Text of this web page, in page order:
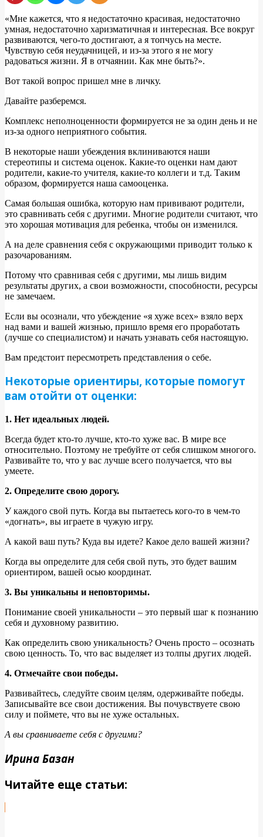
«Мне кажется, что я недостаточно красивая, недостаточно
умная, недостаточно харизматичная и интересная. Все вокруг
развиваются, чего-то достигают, а я топчусь на месте.
Чувствую себя неудачницей, и из-за этого я не могу
радоваться жизни. Я в отчаянии. Как мне быть?».
Вот такой вопрос пришел мне в личку.
Давайте разберемся.
Комплекс неполноценности формируется не за один день и не
из-за одного неприятного события.
В некоторые наши убеждения вклиниваются наши
стереотипы и система оценок. Какие-то оценки нам дают
родители, какие-то учителя, какие-то коллеги и т.д. Таким
образом, формируется наша самооценка.
Самая большая ошибка, которую нам прививают родители,
это сравнивать себя с другими. Многие родители считают, что
это хорошая мотивация для ребенка, чтобы он изменился.
А на деле сравнения себя с окружающими приводит только к
разочарованиям.
Потому что сравнивая себя с другими, мы лишь видим
результаты других, а свои возможности, способности, ресурсы
не замечаем.
Если вы осознали, что убеждение «я хуже всех» взяло верх
над вами и вашей жизнью, пришло время его проработать
(лучше со специалистом) и начать узнавать себя настоящую.
Вам предстоит пересмотреть представления о себе.
Некоторые ориентиры, которые помогут
вам отойти от оценки:
1. Нет идеальных людей.
Всегда будет кто-то лучше, кто-то хуже вас. В мире все
относительно. Поэтому не требуйте от себя слишком многого.
Развивайте то, что у вас лучше всего получается, что вы
умеете.
2. Определите свою дорогу.
У каждого свой путь. Когда вы пытаетесь кого-то в чем-то
«догнать», вы играете в чужую игру.
А какой ваш путь? Куда вы идете? Какое дело вашей жизни?
Когда вы определите для себя свой путь, это будет вашим
ориентиром, вашей осью координат.
3. Вы уникальны и неповторимы.
Понимание своей уникальности – это первый шаг к познанию
себя и духовному развитию.
Как определить свою уникальность? Очень просто – осознать
свою ценность. То, что вас выделяет из толпы других людей.
4. Отмечайте свои победы.
Развивайтесь, следуйте своим целям, одерживайте победы.
Записывайте все свои достижения. Вы почувствуете свою
силу и поймете, что вы не хуже остальных.
А вы сравниваете себя с другими?
Ирина Базан
Читайте еще статьи: